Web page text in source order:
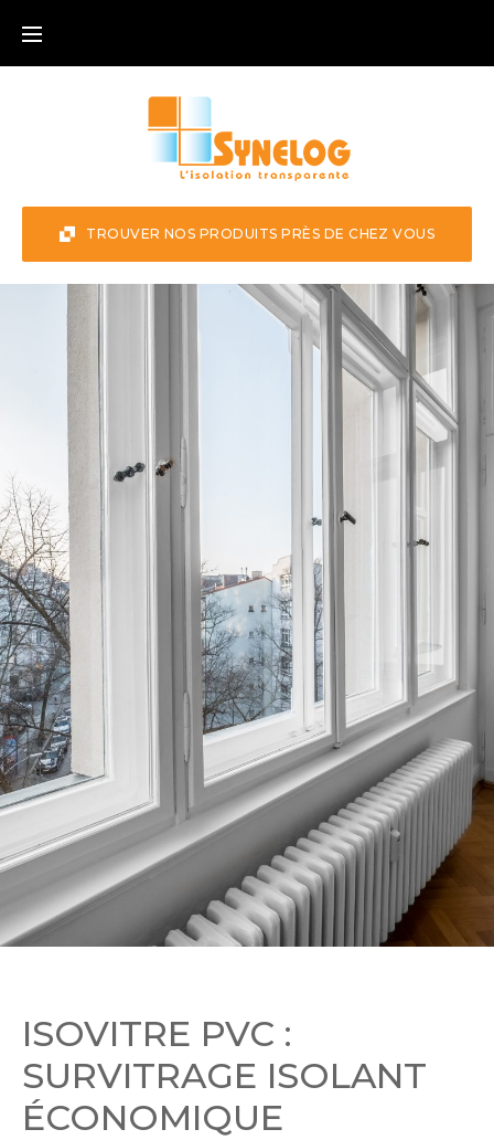
TROUVER NOS PRODUITS PRÈS DE CHEZ VOUS
ISOVITRE PVC :
SURVITRAGE ISOLANT
ÉCONOMIQUE